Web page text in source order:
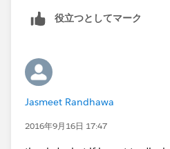
)
役立つとしてマーク
Jasmeet Randhawa
2016年9月16日 17:47